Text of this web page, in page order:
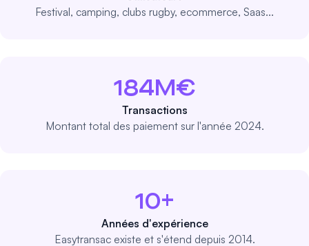
Festival, camping, clubs rugby, ecommerce, Saas...
184M€
Transactions
Montant total des paiement sur l'année 2024.
10+
Années d'expérience
Easytransac existe et s'étend depuis 2014.